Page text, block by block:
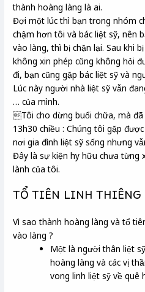
thành hoàng làng là ai.
Đợi một lúc thì bạn trong nhóm
chậm hơn tôi và bác liệt sỹ, nên
vào làng, thì bị chặn lại. Sau khi
không xin phép cũng không hỏi
đi, bạn cũng gặp bác liệt sỹ và
Lúc này người nhà liệt sỹ vẫn
… của mình.
Tôi cho dừng buổi chữa, mà
13h30 chiều : Chúng tôi gặp
nơi gia đình liệt sỹ sống nhưng
Đây là sự kiện hy hữu chưa từng
lành của tôi.
TỔ TIÊN LINH THIÊNG
Vì sao thành hoàng làng và tổ
vào làng ?
Một là người thân liệt
hoàng làng và các vị
vong linh liệt sỹ về quê